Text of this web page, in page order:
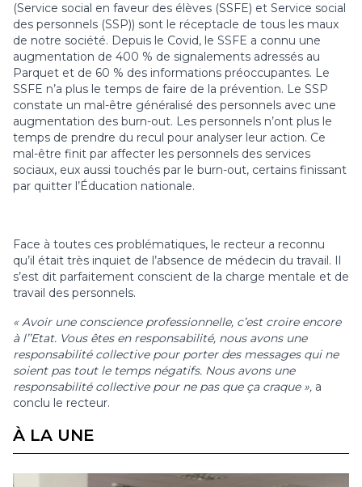
(Service social en faveur des élèves (SSFE) et Service social
des personnels (SSP)) sont le réceptacle de tous les maux
de notre société. Depuis le Covid, le SSFE a connu une
augmentation de 400 % de signalements adressés au
Parquet et de 60 % des informations préoccupantes. Le
SSFE n’a plus le temps de faire de la prévention. Le SSP
constate un mal-être généralisé des personnels avec une
augmentation des burn-out. Les personnels n’ont plus le
temps de prendre du recul pour analyser leur action. Ce
mal-être finit par affecter les personnels des services
sociaux, eux aussi touchés par le burn-out, certains finissant
par quitter l’Éducation nationale.
Face à toutes ces problématiques, le recteur a reconnu
qu’il était très inquiet de l’absence de médecin du travail. Il
s’est dit parfaitement conscient de la charge mentale et de
travail des personnels.
« Avoir une conscience professionnelle, c’est croire encore
à l’’Etat. Vous êtes en responsabilité, nous avons une
responsabilité collective pour porter des messages qui ne
soient pas tout le temps négatifs. Nous avons une
responsabilité collective pour ne pas que ça craque », a
conclu le recteur.
À LA UNE